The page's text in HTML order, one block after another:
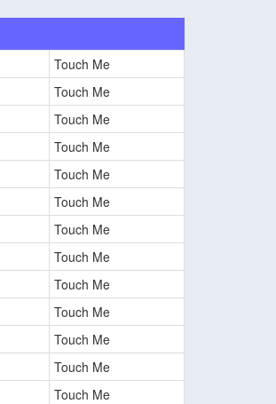
Touch Me
Touch Me
Touch Me
Touch Me
Touch Me
Touch Me
Touch Me
Touch Me
Touch Me
Touch Me
Touch Me
Touch Me
Touch Me